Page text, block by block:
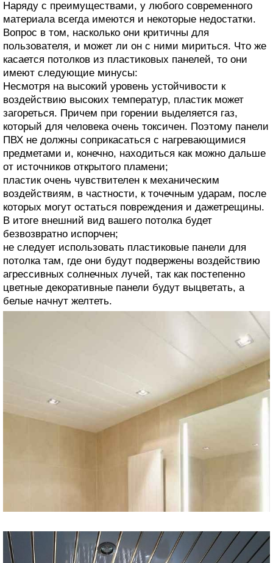
Наряду с преимуществами, у любого современного
материала всегда имеются и некоторые недостатки.
Вопрос в том, насколько они критичны для
пользователя, и может ли он с ними мириться. Что же
касается потолков из пластиковых панелей, то они
имеют следующие минусы:
Несмотря на высокий уровень устойчивости к
воздействию высоких температур, пластик может
загореться. Причем при горении выделяется газ,
который для человека очень токсичен. Поэтому панели
ПВХ не должны соприкасаться с нагревающимися
предметами и, конечно, находиться как можно дальше
от источников открытого пламени;
пластик очень чувствителен к механическим
воздействиям, в частности, к точечным ударам, после
которых могут остаться повреждения и дажетрещины.
В итоге внешний вид вашего потолка будет
безвозвратно испорчен;
не следует использовать пластиковые панели для
потолка там, где они будут подвержены воздействию
агрессивных солнечных лучей, так как постепенно
цветные декоративные панели будут выцветать, а
белые начнут желтеть.